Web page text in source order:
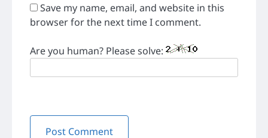
Save my name, email, and website in this
browser for the next time I comment.
Are you human? Please solve: